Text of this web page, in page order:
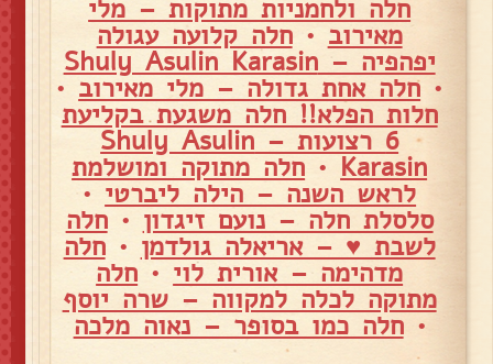
חלה ולחמניות מתוקות – מלי
מאירוב •חלה קלועה עגולה
יפהפיה – Shuly Asulin Karasin
• חלה אחת גדולה – מלי מאירוב •
חלות הפלא!! חלה משגעת בקליעת
6 רצועות – Shuly Asulin
Karasin
• חלה מתוקה ומושלמת
לראש השנה – הילה ליברטי •
סלסלת חלה – נועם זיגדון •חלה
לשבת ♥️ – אריאלה גולדמן •חלה
מדהימה – אורית לוי • חלה
מתוקה לכלה למקווה – שרה יוסף
•חלה כמו בסופר – נאוה מלכה